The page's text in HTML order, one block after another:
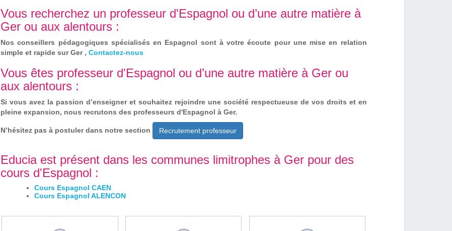
Vous recherchez un professeur d'Espagnol ou d’une autre matière à
Ger ou aux alentours :
Nos conseillers pédagogiques spécialisés en Espagnol sont à votre écoute pour une mise en relation
simple et rapide sur Ger ,Contactez-nous
Vous êtes professeur d'Espagnol ou d’une autre matière à Ger ou
aux alentours :
Si vous avez la passion d’enseigner et souhaitez rejoindre une société respectueuse de vos droits et en
pleine expansion, nous recrutons des professeurs d'Espagnol à Ger.
N’hésitez pas à postuler dans notre section Recrutement professeur
Educia est présent dans les communes limitrophes à Ger pour des
cours d'Espagnol :
Cours Espagnol CAEN
Cours Espagnol ALENCON